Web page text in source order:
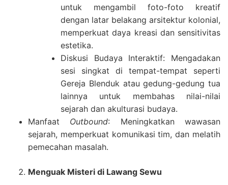
untuk mengambil foto-foto kreatif
dengan latar belakang arsitektur kolonial,
memperkuat daya kreasi dan sensitivitas
estetika.
Diskusi Budaya Interaktif: Mengadakan
sesi singkat di tempat-tempat seperti
Gereja Blenduk atau gedung-gedung tua
lainnya untuk membahas nilai-nilai
sejarah dan akulturasi budaya.
Manfaat Outbound: Meningkatkan wawasan
sejarah, memperkuat komunikasi tim, dan melatih
pemecahan masalah.
Menguak Misteri di Lawang Sewu